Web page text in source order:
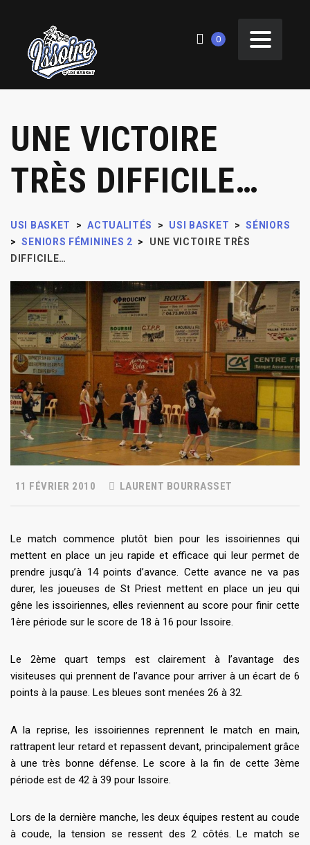
0
UNE VICTOIRE
TRÈS DIFFICILE…
USI BASKET > ACTUALITÉS > USI BASKET > SÉNIORS
> SENIORS FÉMININES 2 >
UNE VICTOIRE TRÈS
DIFFICILE…
11 FÉVRIER 2010 LAURENT BOURRASSET
Le match commence plutôt bien pour les issoiriennes qui
mettent en place un jeu rapide et efficace qui leur permet de
prendre jusqu’à 14 points d’avance. Cette avance ne va pas
durer, les joueuses de St Priest mettent en place un jeu qui
gêne les issoiriennes, elles reviennent au score pour finir cette
1ère période sur le score de 18 à 16 pour Issoire.
Le 2ème quart temps est clairement à l’avantage des
visiteuses qui prennent de l’avance pour arriver à un écart de 6
points à la pause. Les bleues sont menées 26 à 32.
A la reprise, les issoiriennes reprennent le match en main,
rattrapent leur retard et repassent devant, principalement grâce
à une très bonne défense. Le score à la fin de cette 3ème
période est de 42 à 39 pour Issoire.
Lors de la dernière manche, les deux équipes restent au coude
à coude, la tension se ressent des 2 côtés. Le match se